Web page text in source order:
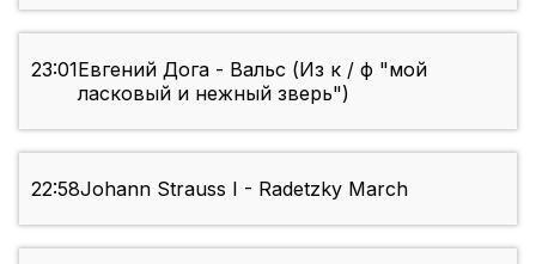
23:01Евгений Дога - Вальс (Из к / ф "мой
ласковый и нежный зверь")
22:58Johann Strauss I - Radetzky March